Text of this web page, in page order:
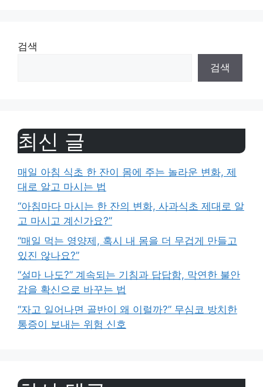
검색
검색
최신 글
매일 아침 식초 한 잔이 몸에 주는 놀라운 변화, 제
대로 알고 마시는 법
“아침마다 마시는 한 잔의 변화, 사과식초 제대로 알
고 마시고 계신가요?”
“매일 먹는 영양제, 혹시 내 몸을 더 무겁게 만들고
있진 않나요?”
“설마 나도?” 계속되는 기침과 답답함, 막연한 불안
감을 확신으로 바꾸는 법
“자고 일어나면 골반이 왜 이럴까?” 무심코 방치한
통증이 보내는 위험 신호